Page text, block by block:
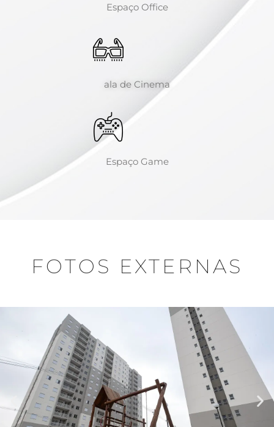
Espaço Office
ala de Cinema
Espaço Game
FOTOS EXTERNAS